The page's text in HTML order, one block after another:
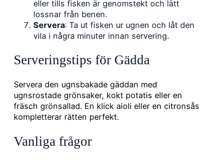
eller tills fisken är genomstekt och lätt
lossnar från benen.
Servera: Ta ut fisken ur ugnen och låt den
vila i några minuter innan servering.
Serveringstips för Gädda
Servera den ugnsbakade gäddan med
ugnsrostade grönsaker, kokt potatis eller en
fräsch grönsallad. En klick aioli eller en citronsås
kompletterar rätten perfekt.
Vanliga frågor